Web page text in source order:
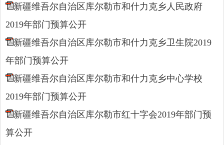
新疆维吾尔自治区库尔勒市和什力克乡人民政府
2019年部门预算公开
新疆维吾尔自治区库尔勒市和什力克乡卫生院2019
年部门预算公开
新疆维吾尔自治区库尔勒市和什力克乡中心学校
2019年部门预算公开
新疆维吾尔自治区库尔勒市红十字会2019年部门预
算公开